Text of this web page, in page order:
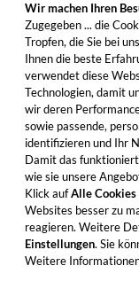
Wir machen Ihren
Zugegeben ... die
Tropfen, die Sie bei
Ihnen die beste
verwendet diese
Technologien, damit
wir deren
sowie passende,
identifizieren und Ihr
Damit das
wie sie unsere
Klick aufAlle
Websites besser zu
reagieren. Weitere
Einstellungen. Sie
Weitere